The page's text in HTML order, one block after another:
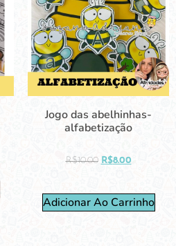
Jogo das abelhinhas-
alfabetização
R$10.00 R$8.00
Adicionar Ao Carrinho